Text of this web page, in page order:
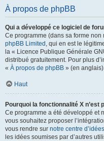
À propos de phpBB
Qui a développé ce logiciel de
Ce programme (dans sa forme
phpBB Limited , qui en est le
la « Licence Publique Générale
distribué gratuitement. Pour plus
« À propos de phpBB » (en
Haut
Pourquoi la fonctionnalité X n’est
Ce programme a été développé et
vous souhaitez proposer
vous rendre sur notre centre d’idées
les idées soumises par d’autres